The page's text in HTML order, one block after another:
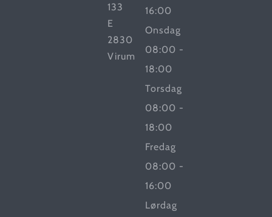
133
E
2830
Virum
16:00
Onsdag
08:00 -
18:00
Torsdag
08:00 -
18:00
Fredag
08:00 -
16:00
Lørdag